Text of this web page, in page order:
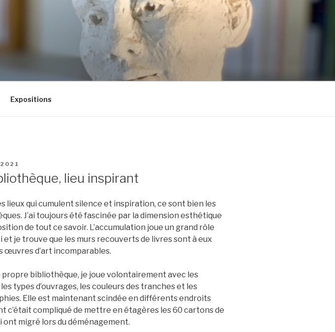
Expositions
lieu inspirant
lieux qui cumulent silence et inspiration, ce sont bien les
J’ai toujours été fascinée par la dimension esthétique
de tout ce savoir. L’accumulation joue un grand rôle
et je trouve que les murs recouverts de livres sont à eux
œuvres d’art incomparables.
propre bibliothèque, je joue volontairement avec les
types d’ouvrages, les couleurs des tranches et les
Elle est maintenant scindée en différents endroits
c’était compliqué de mettre en étagères les 60 cartons de
ont migré lors du déménagement.